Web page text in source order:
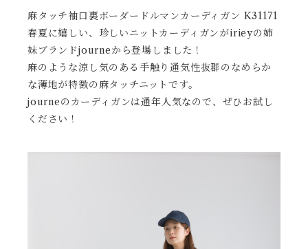
麻タッチ袖口裏ボーダードルマンカーディガン K31171
春夏に嬉しい、珍しいニットカーディガンがirieyの姉
妹ブランドjourneから登場しました！
麻のような涼し気のある手触り通気性抜群のなめらか
な薄地が特徴の麻タッチニットです。
journeのカーディガンは通年人気なので、ぜひお試し
ください！